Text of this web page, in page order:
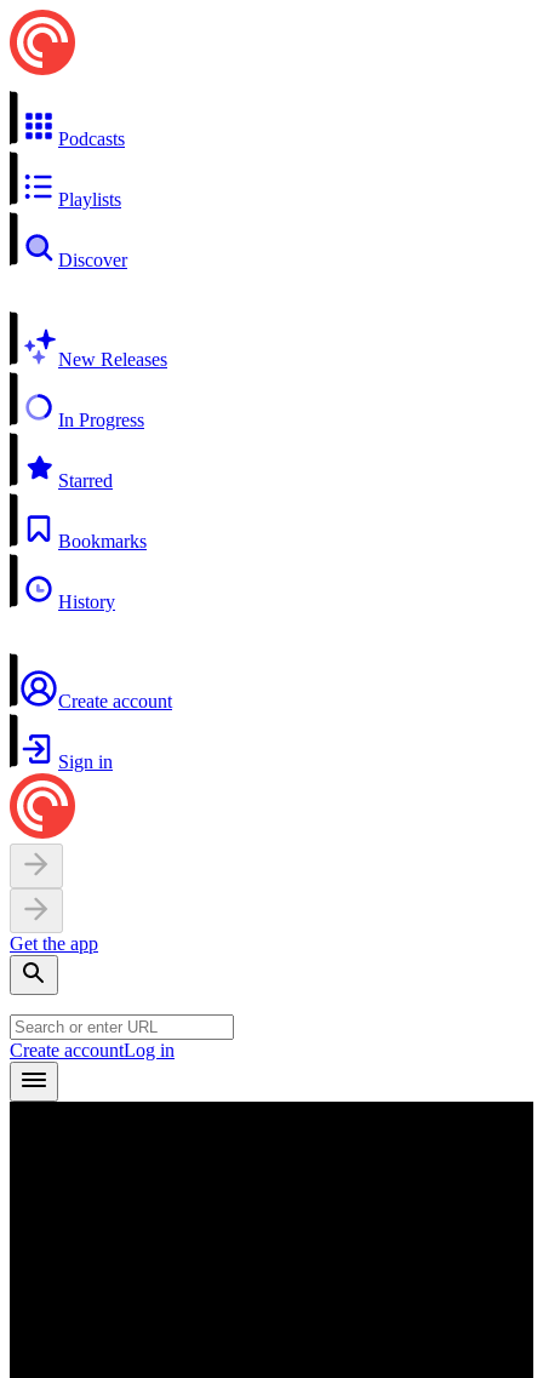
Podcasts
Playlists
Discover
New Releases
In Progress
Starred
Bookmarks
History
Create account
Sign in
Get the app
Create accountLog in